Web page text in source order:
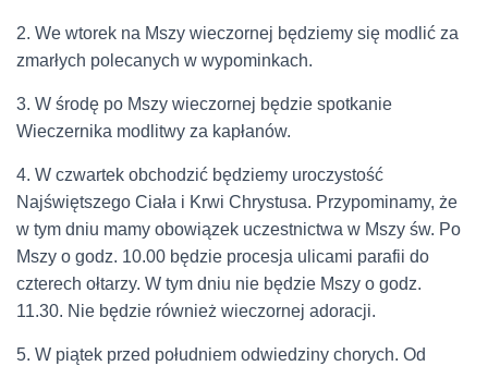
2. We wtorek na Mszy wieczornej będziemy się modlić za
zmarłych polecanych w wypominkach.
3. W środę po Mszy wieczornej będzie spotkanie
Wieczernika modlitwy za kapłanów.
4. W czwartek obchodzić będziemy uroczystość
Najświętszego Ciała i Krwi Chrystusa. Przypominamy, że
w tym dniu mamy obowiązek uczestnictwa w Mszy św. Po
Mszy o godz. 10.00 będzie procesja ulicami parafii do
czterech ołtarzy. W tym dniu nie będzie Mszy o godz.
11.30. Nie będzie również wieczornej adoracji.
5. W piątek przed południem odwiedziny chorych. Od